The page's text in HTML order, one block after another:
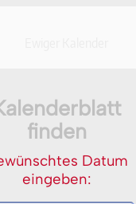
finden
Datum
eingeben: